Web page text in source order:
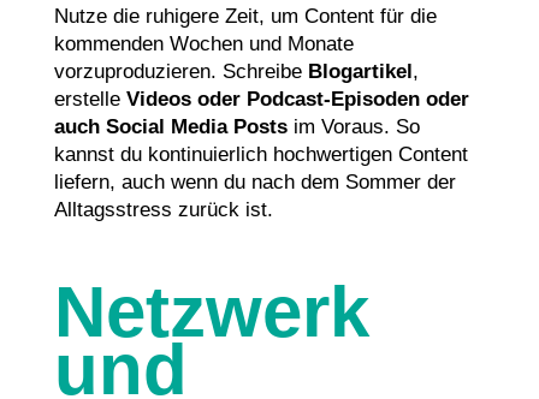
Nutze die ruhigere Zeit, um Content für die
kommenden Wochen und Monate
vorzuproduzieren. Schreibe Blogartikel,
erstelle Videos oder Podcast-Episoden oder
auch Social Media Postsim Voraus. So
kannst du kontinuierlich hochwertigen Content
liefern, auch wenn du nach dem Sommer der
Alltagsstress zurück ist.
Netzwerk
und